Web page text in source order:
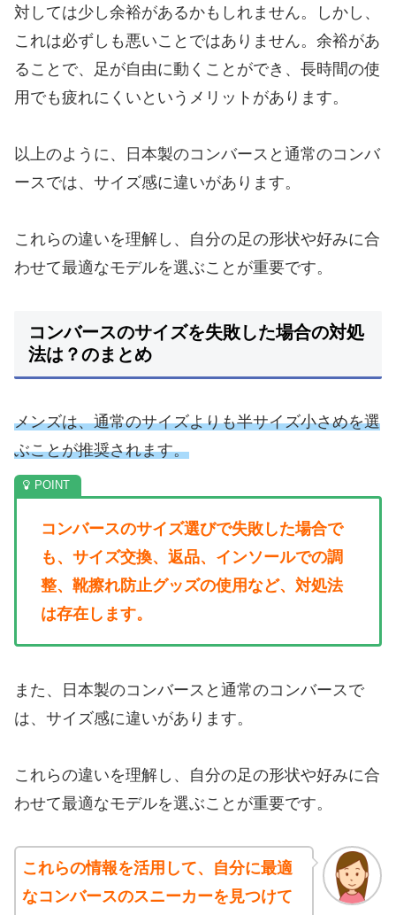
対しては少し余裕があるかもしれません。しかし、
これは必ずしも悪いことではありません。余裕があ
ることで、足が自由に動くことができ、長時間の使
用でも疲れにくいというメリットがあります。
以上のように、日本製のコンバースと通常のコンバ
ースでは、サイズ感に違いがあります。
これらの違いを理解し、自分の足の形状や好みに合
わせて最適なモデルを選ぶことが重要です。
コンバースのサイズを失敗した場合の対処
法は？のまとめ
メンズは、通常のサイズよりも半サイズ小さめを選
ぶことが推奨されます。
コンバースのサイズ選びで失敗した場合で
も、サイズ交換、返品、インソールでの調
整、靴擦れ防止グッズの使用など、対処法
は存在します。
また、日本製のコンバースと通常のコンバースで
は、サイズ感に違いがあります。
これらの違いを理解し、自分の足の形状や好みに合
わせて最適なモデルを選ぶことが重要です。
これらの情報を活用して、自分に最適
なコンバースのスニーカーを見つけて